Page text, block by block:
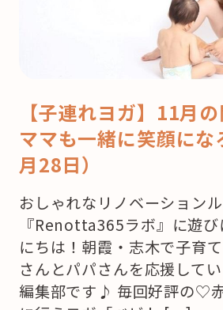
【子連れヨガ】11月
ママも一緒に笑顔に
月28日）
おしゃれなリノベーション
『Renotta365ラボ』に遊
にちは！朝霞・志木で子育
さんとパパさんを応援して
編集部です♪ 毎回好評の♡